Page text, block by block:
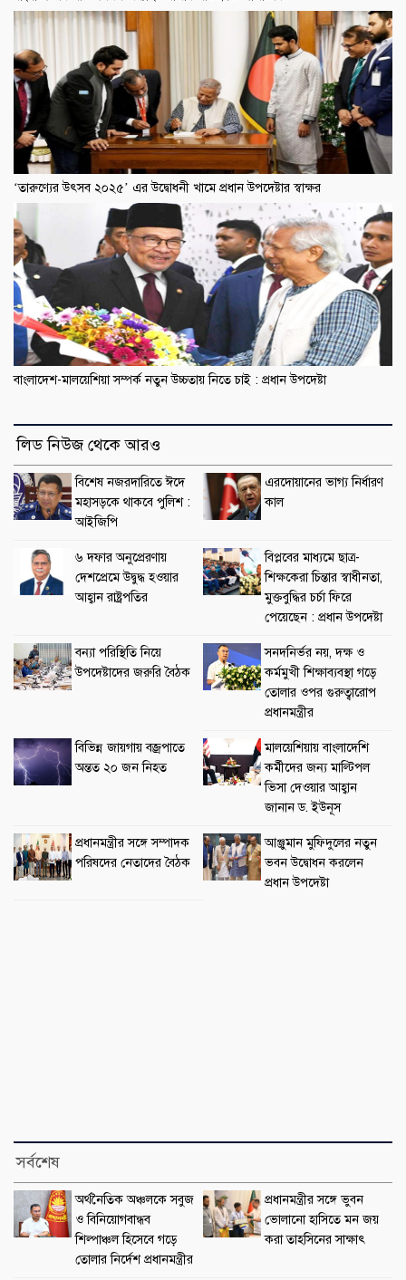
‘তারুণ্যের উৎসব ২০২৫’ এর উদ্বোধনী খামে প্রধান উপদেষ্টার স্বাক্ষর
বাংলাদেশ-মালয়েশিয়া সম্পর্ক নতুন উচ্চতায় নিতে চাই : প্রধান উপদেষ্টা
লিড নিউজ থেকে আরও
বিশেষ নজরদারিতে ঈদে
মহাসড়কে থাকবে পুলিশ :
আইজিপি
এরদোয়ানের ভাগ্য নির্ধারণ
কাল
৬ দফার অনুপ্রেরণায়
দেশপ্রেমে উদ্বুদ্ধ হওয়ার
আহ্বান রাষ্ট্রপতির
বিপ্লবের মাধ্যমে ছাত্র-
শিক্ষকেরা চিন্তার স্বাধীনতা,
মুক্তবুদ্ধির চর্চা ফিরে
পেয়েছেন : প্রধান উপদেষ্টা
বন্যা পরিস্থিতি নিয়ে
উপদেষ্টাদের জরুরি বৈঠক
সনদনির্ভর নয়, দক্ষ ও
কর্মমুখী শিক্ষাব্যবস্থা গড়ে
তোলার ওপর গুরুত্বারোপ
প্রধানমন্ত্রীর
বিভিন্ন জায়গায় বজ্রপাতে
অন্তত ২০ জন নিহত
মালয়েশিয়ায় বাংলাদেশি
কর্মীদের জন্য মাল্টিপল
ভিসা দেওয়ার আহ্বান
জানান ড. ইউনূস
প্রধানমন্ত্রীর সঙ্গে সম্পাদক
পরিষদের নেতাদের বৈঠক
আঞ্জুমান মুফিদুলের নতুন
ভবন উদ্বোধন করলেন
প্রধান উপদেষ্টা
সর্বশেষ
অর্থনৈতিক অঞ্চলকে সবুজ
ও বিনিয়োগবান্ধব
শিল্পাঞ্চল হিসেবে গড়ে
তোলার নির্দেশ প্রধানমন্ত্রীর
প্রধানমন্ত্রীর সঙ্গে ভুবন
ভোলানো হাসিতে মন জয়
করা তাহসিনের সাক্ষাৎ